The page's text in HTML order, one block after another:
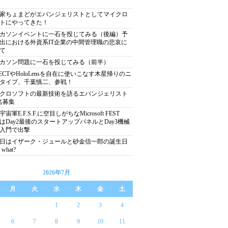
ちょまどがエバンジェリストとしてマイクロ
にやってきた！
ソンイベントに一石を投じてみる（後編）予
における外資系IT企業の中間管理職の悲哀に
ソン問題に一石を投じてみる（前半）
やHoloLensを自在に使いこなす木星帰りのニ
イプ、千葉慎二、参戦！
ロソフトの最新技術を語るエバンジェリスト
募集
宙軍E.F.S.F.に空目しがちなMicrosoft FEST
Day2最後のスタートアップパネルとDay3機械
門で出撃
はイザーク・ジュールと砂金信一郎の誕生日
2026年7月
月 火 水 木 金 土
1 2 3 4
6 7 8 9 10 11